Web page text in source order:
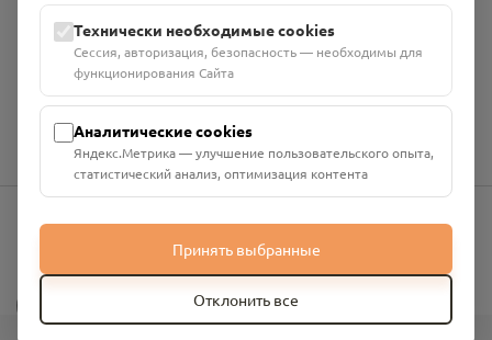
ИНН: 6700029207 ОГРН: 1256700001986
Юридический адрес: 216790, Смоленская область, р-н
Руднянский, г. Рудня, улица Западная, д. 26А, пом. 18
Номер счёта: 40702810901130004287 в АО "АЛЬФА-БАНК"
Кор. счёт: 30101810200000000593
info@pomnim.online
Технически необходимые cookies
Сессия, авторизация, безопасность — необходимы для
функционирования Сайта
Аналитические cookies
Яндекс.Метрика — улучшение пользовательского опыта,
статистический анализ, оптимизация контента
Принять выбранные
Отклонить все